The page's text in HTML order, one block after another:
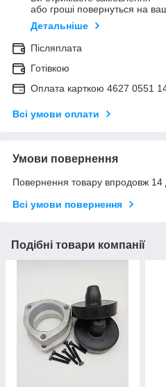
або гроші повернуться на
Детальніше
Післяплата
Готівкою
Оплата карткою 4627 0551
Всі умови оплати
Умови повернення
Повернення товару впродовж 14
Всі умови повернення
Подібні товари компанії